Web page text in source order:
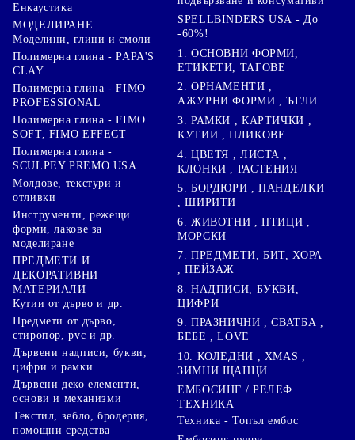
Енкаустика
МОДЕЛИРАНЕ
Моделини, глини и смоли
Полимерна глина - PAPA'S
CLAY
Полимерна глина - FIMO
PROFESSIONAL
Полимерна глина - FIMO
SOFT, FIMO EFFECT
Полимерна глина -
SCULPEY PREMO USA
Молдове, текстури и
отливки
Инструменти, режещи
форми, лакове за
моделиране
ПРЕДМЕТИ И
ДЕКОРАТИВНИ
МАТЕРИАЛИ
Кутии от дърво и др.
Предмети от дърво,
стиропор, pvc и др.
Дървени надписи, букви,
цифри и рамки
Дървени деко елементи,
основи и механизми
Текстил, зебло, бродерия,
помощни средства
SPELLBINDERS USA - До
-60%!
1. ОСНОВНИ ФОРМИ,
ЕТИКЕТИ, ТАГОВЕ
2. ОРНАМЕНТИ ,
АЖУРНИ ФОРМИ , ЪГЛИ
3. РАМКИ , КАРТИЧКИ ,
КУТИИ , ПЛИКОВЕ
4. ЦВЕТЯ , ЛИСТА ,
КЛОНКИ , РАСТЕНИЯ
5. БОРДЮРИ , ПАНДЕЛКИ
, ШИРИТИ
6. ЖИВОТНИ , ПТИЦИ ,
МОРСКИ
7. ПРЕДМЕТИ, БИТ, ХОРА
, ПЕЙЗАЖ
8. НАДПИСИ, БУКВИ,
ЦИФРИ
9. ПРАЗНИЧНИ , СВАТБА ,
БЕБЕ , LOVE
10. КОЛЕДНИ , XMAS ,
ЗИМНИ ЩАНЦИ
ЕМБОСИНГ / РЕЛЕФ
ТЕХНИКА
Техника - Топъл ембос